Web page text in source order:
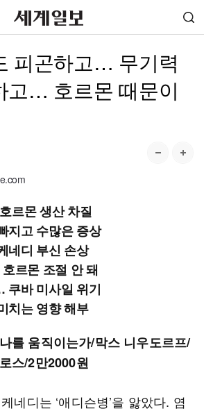
피곤하고… 무기력
고… 호르몬 때문이
르몬 생산 차질
지고 수많은 증상
네디 부신 손상
르몬 조절 안 돼
쿠바 미사일 위기
치는 영향 해부
를 움직이는가/막스 니우도르프/
스/2만2000원
네디는 ‘애디슨병’을 앓았다. 염